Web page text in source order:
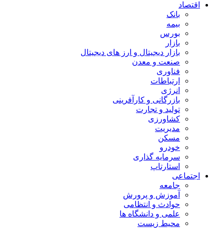
اقتصاد
بانک
بیمه
بورس
بازار
بازار دیجیتال و ارز های دیجیتال
صنعت و معدن
فناوری
ارتباطات
انرژی
بازرگانی و کارآفرینی
تولید و تجارت
کشاورزی
مدیریت
مسکن
خودرو
سرمایه گذاری
استارتاپ
اجتماعی
جامعه
آموزش و پرورش
حوادث و انتظامی
علمی و دانشگاه ها
محیط زیست